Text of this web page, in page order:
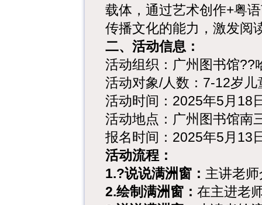
载体，通过艺术创作+粤
传播文化的能力，激发阅
二、活动信息：
活动组织：广州图书馆??
活动对象/人数：7-12岁
活动时间：2025年5月18
活动地点：广州图书馆南
报名时间：2025年5月13
活动流程：
1.?说说满洲窗： 主讲老
2.绘制满洲窗： 在主进老